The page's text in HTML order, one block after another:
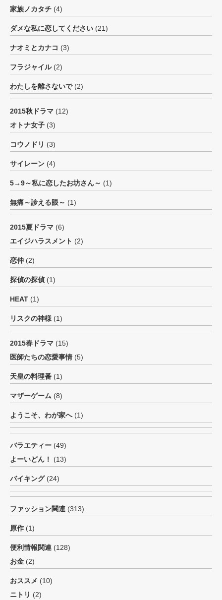
家族ノカタチ (4)
ダメな私に恋してください (21)
ナオミとカナコ (3)
フラジャイル(2)
わたしを離さないで(2)
2015秋ドラマ (12)
オトナ女子 (3)
コウノドリ (3)
サイレーン (4)
5→9～私に恋したお坊さん～ (1)
無痛～診える眼～ (1)
2015夏ドラマ (6)
エイジハラスメント (2)
恋仲 (2)
探偵の探偵 (1)
HEAT (1)
リスクの神様 (1)
2015春ドラマ (15)
医師たちの恋愛事情 (5)
天皇の料理番 (1)
マザーゲーム (8)
ようこそ、わが家へ (1)
バラエティー (49)
よーいどん！
(13)
バイキング(24)
ファッション関連 (313)
原作 (1)
便利情報関連 (128)
お金 (2)
おススメ (10)
ニトリ (2)